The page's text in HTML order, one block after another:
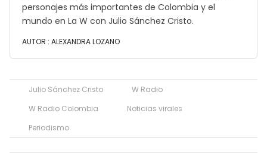
personajes más importantes de Colombia y el
mundo en La W con Julio Sánchez Cristo.
AUTOR : ALEXANDRA LOZANO
Julio Sánchez Cristo
W Radio
W Radio Colombia
Noticias virales
Periodismo